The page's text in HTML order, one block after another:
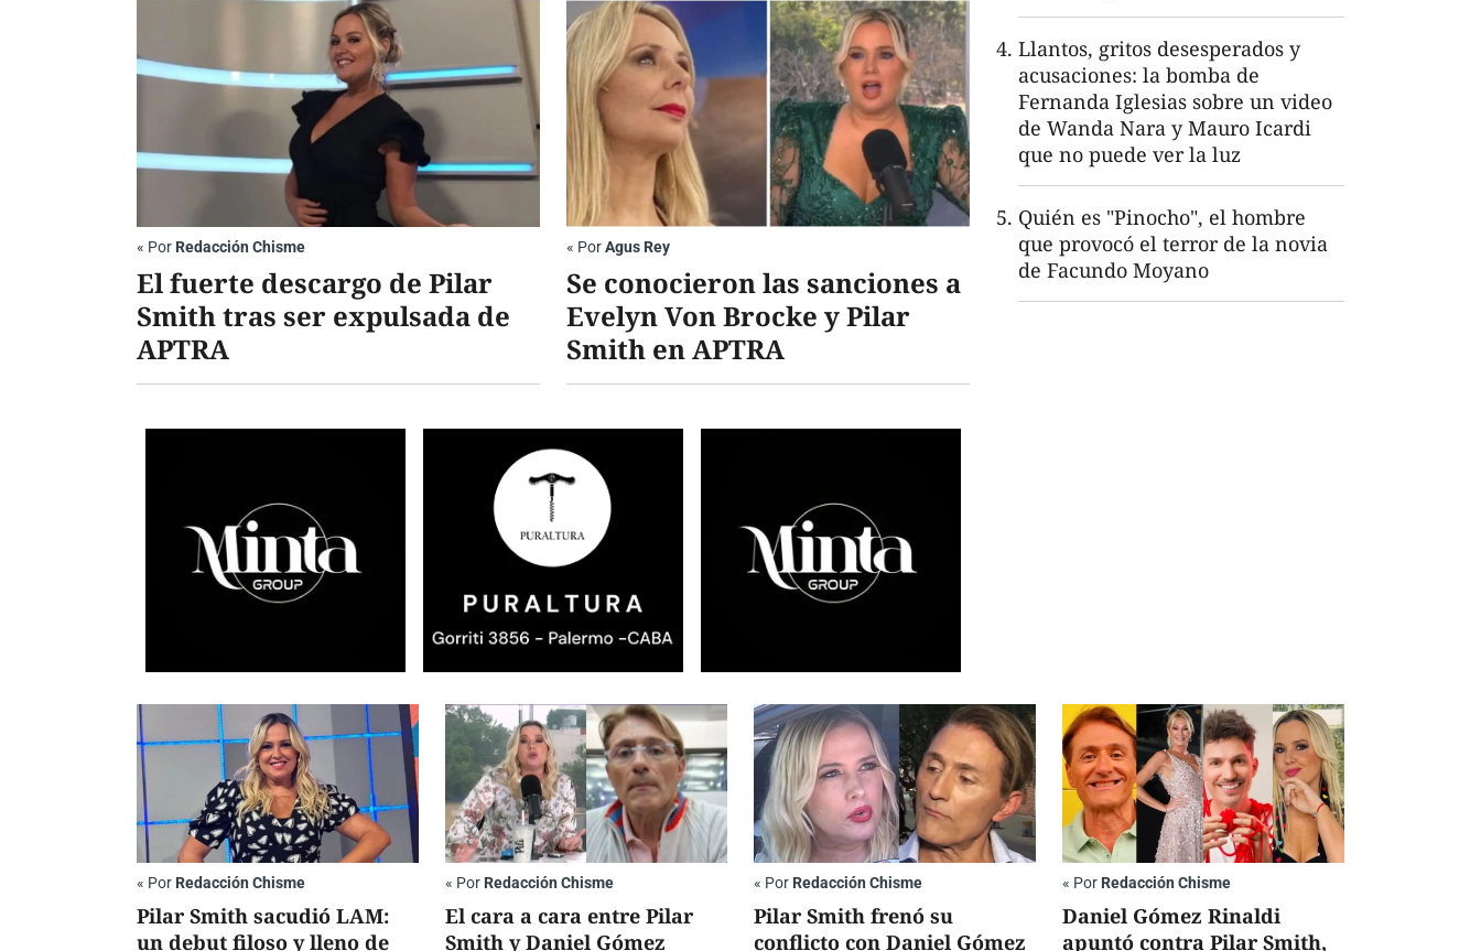
« Por Redacción Chisme
El fuerte descargo de Pilar
Smith tras ser expulsada de
APTRA
« PorAgus Rey
Se conocieron las sanciones a
Evelyn Von Brocke y Pilar
Smith en APTRA
Llantos, gritos desesperados y
acusaciones: la bomba de
Fernanda Iglesias sobre un video
de Wanda Nara y Mauro Icardi
que no puede ver la luz
Quién es "Pinocho", el hombre
que provocó el terror de la novia
de Facundo Moyano
« Por Redacción Chisme
Pilar Smith sacudió LAM:
un debut filoso y lleno de
« Por Redacción Chisme
El cara a cara entre Pilar
Smith y Daniel Gómez
« Por Redacción Chisme
Pilar Smith frenó su
conflicto con Daniel Gómez
« Por Redacción Chisme
Daniel Gómez Rinaldi
apuntó contra Pilar Smith,